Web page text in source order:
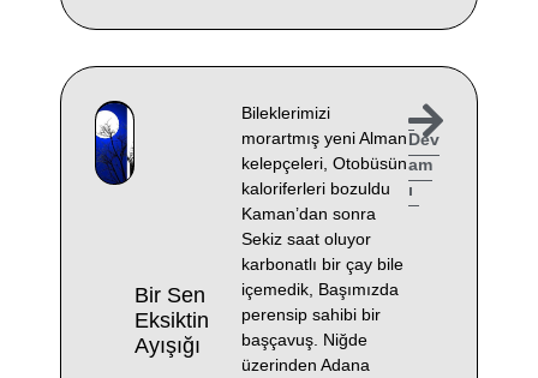
Bir Sen
Eksiktin
Ayışığı
Bileklerimizi
morartmış yeni Alman
kelepçeleri, Otobüsün
kaloriferleri bozuldu
Kaman’dan sonra
Sekiz saat oluyor
karbonatlı bir çay bile
içemedik, Başımızda
perensip sahibi bir
başçavuş. Niğde
üzerinden Adana
Dev
am
ı